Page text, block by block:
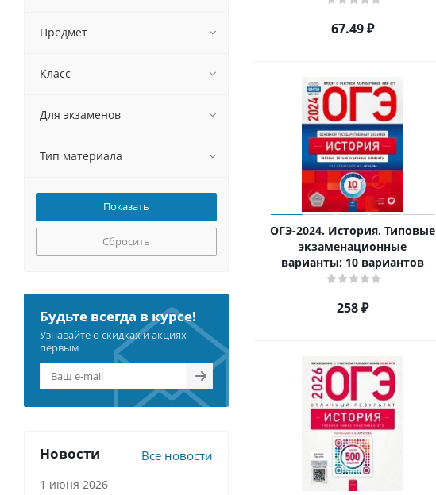
67.49₽
ОГЭ-2024. История. Типовые
экзаменационные
варианты: 10 вариантов
258₽
Предмет
Класс
Для экзаменов
Тип материала
Сбросить
Будьте всегда в курсе!
Узнавайте о скидках и акциях
первым
Новости Все новости
1 июня 2026